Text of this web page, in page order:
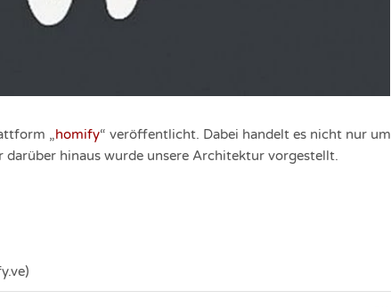
„homify“ veröffentlicht. Dabei handelt es nicht nur um
hinaus wurde unsere Architektur vorgestellt.